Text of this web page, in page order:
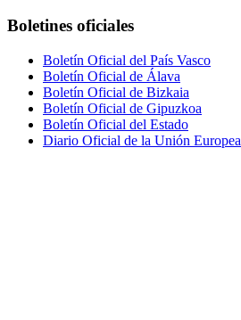
Boletines oficiales
Boletín Oficial del País Vasco
Boletín Oficial de Álava
Boletín Oficial de Bizkaia
Boletín Oficial de Gipuzkoa
Boletín Oficial del Estado
Diario Oficial de la Unión Europea